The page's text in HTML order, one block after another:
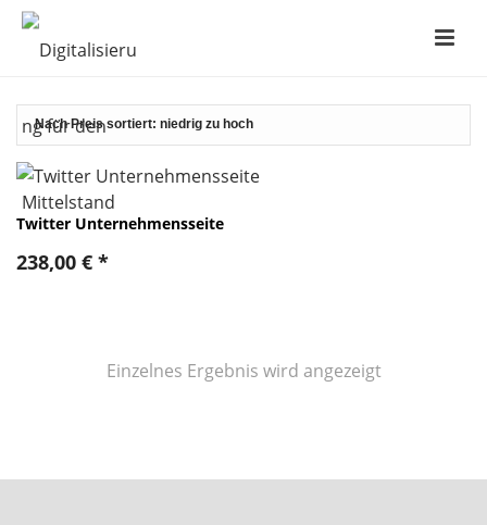
Twitter Unternehmensseite
238,00 € *
Einzelnes Ergebnis wird angezeigt